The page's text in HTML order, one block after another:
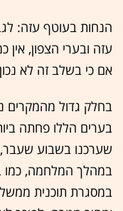
הנחות בעוטף עזה:
עזה ובערי הצפון,
אם כי בשלב זה לא
בחלק גדול מהמקרים
שערכנו בשבוע שעבר,
במהלך המלחמה, כמו
במסגרת תוכנית